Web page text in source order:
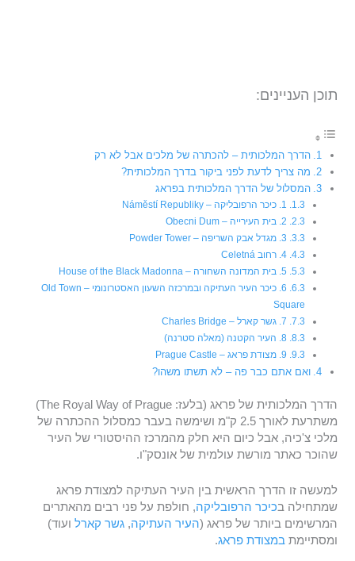
תוכן העניינים:
הדרך המלכותית – להכתרה של מלכים אבל לא רק
מה צריך לדעת לפני ביקור בדרך המלכותית?
המסלול של הדרך המלכותית בפראג
1. כיכר הרפובליקה – Náměstí Republiky
2. בית העירייה – Obecni Dum
3. מגדל אבק השריפה – Powder Tower
4. רחוב Celetná
5. בית המדונה השחורה – House of the Black Madonna
6. כיכר העיר העתיקה ובמרכזה השעון האסטרונומי – Old Town
Square
7. גשר קארל – Charles Bridge
8. העיר הקטנה (מאלה סטרנה)
9. מצודת פראג – Prague Castle
ואם אתם כבר פה – לא תשתו משהו?
הדרך המלכותית של פראג (בלעז: The Royal Way of Prague)
משתרעת לאורך 2.5 ק"מ ושימשה בעבר כמסלול ההכתרה של
מלכי צ'כיה, אבל כיום היא חלק מהמרכז ההיסטורי של העיר
שהוכר כאתר מורשת עולמית של אונסק"ו.
למעשה זו הדרך הראשית בין העיר העתיקה למצודת פראג
שמתחילה בכיכר הרפובליקה, חולפת על פני רבים מהאתרים
המרשימים ביותר של פראג (העיר העתיקה,גשר קארל ועוד)
ומסתיימת במצודת פראג.